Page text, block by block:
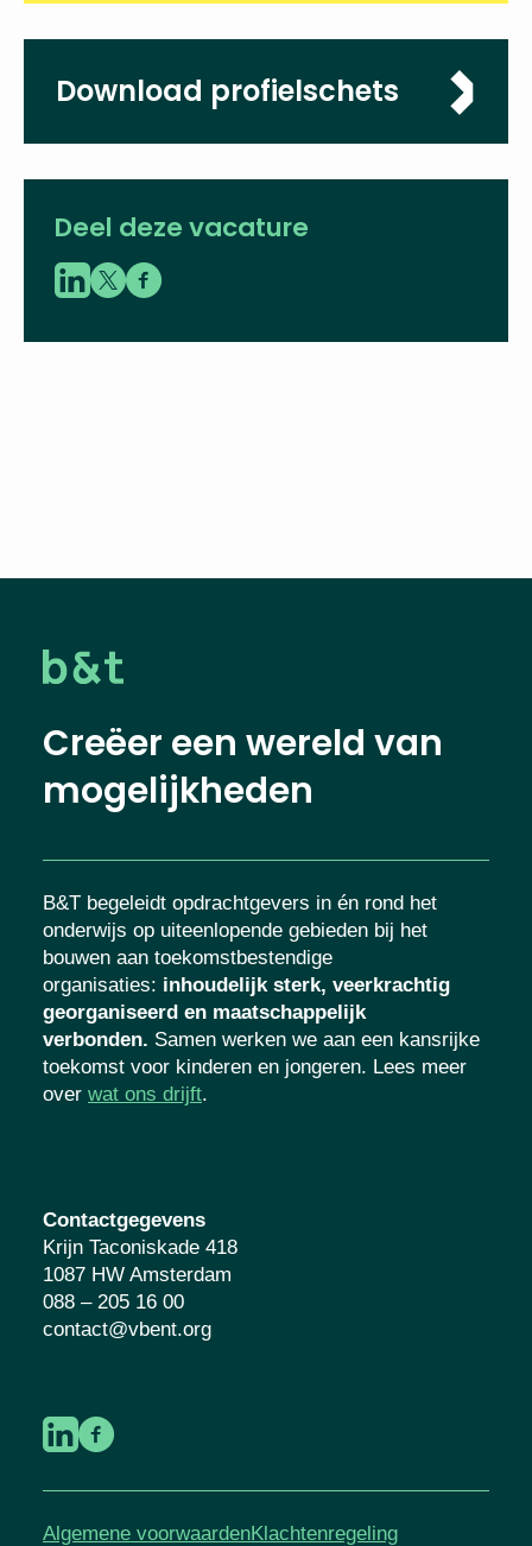
Download profielschets
Deel deze vacature
Creëer een wereld van
mogelijkheden
B&T begeleidt opdrachtgevers in én rond het
onderwijs op uiteenlopende gebieden bij het
bouwen aan toekomstbestendige
organisaties: inhoudelijk sterk, veerkrachtig
georganiseerd en maatschappelijk
verbonden. Samen werken we aan een kansrijke
toekomst voor kinderen en jongeren. Lees meer
over wat ons drijft.
Contactgegevens
Krijn Taconiskade 418
1087 HW Amsterdam
088 – 205 16 00
contact@vbent.org
Algemene voorwaardenKlachtenregeling